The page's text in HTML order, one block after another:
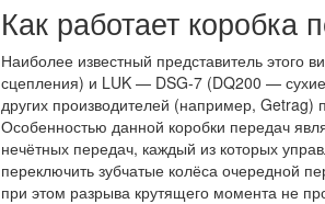
Как работает
Наиболее известный представитель
сцепления) и LUK — DSG-7 (DQ200 —
других производителей (например,
Особенностью данной коробки передач
нечётных передач, каждый из которых
переключить зубчатые колёса очередной
при этом разрыва крутящего момента не